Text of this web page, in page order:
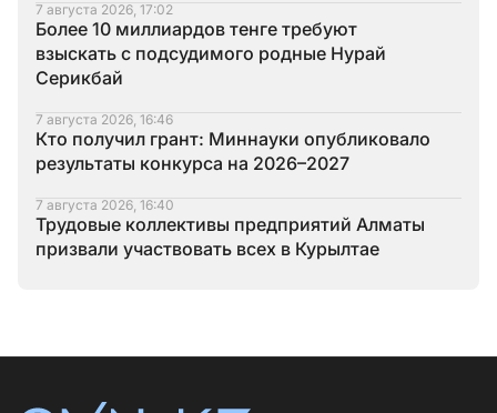
7 августа 2026, 17:02
Более 10 миллиардов тенге требуют
взыскать с подсудимого родные Нурай
Серикбай
7 августа 2026, 16:46
Кто получил грант: Миннауки опубликовало
результаты конкурса на 2026–2027
7 августа 2026, 16:40
Трудовые коллективы предприятий Алматы
призвали участвовать всех в Курылтае